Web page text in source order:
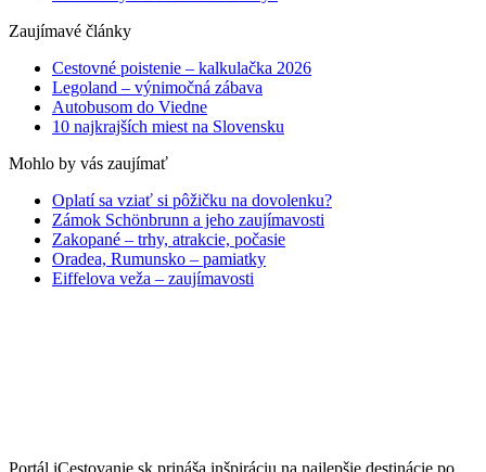
Zaujímavé články
Cestovné poistenie – kalkulačka 2026
Legoland – výnimočná zábava
Autobusom do Viedne
10 najkrajších miest na Slovensku
Mohlo by vás zaujímať
Oplatí sa vziať si pôžičku na dovolenku?
Zámok Schönbrunn a jeho zaujímavosti
Zakopané – trhy, atrakcie, počasie
Oradea, Rumunsko – pamiatky
Eiffelova veža – zaujímavosti